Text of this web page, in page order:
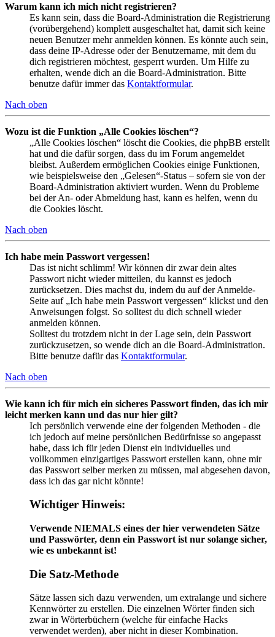
Warum kann ich mich nicht registrieren?
Es kann sein, dass die Board-Administration die Registrierung
(vorübergehend) komplett ausgeschaltet hat, damit sich keine
neuen Benutzer mehr anmelden können. Es könnte auch sein,
dass deine IP-Adresse oder der Benutzername, mit dem du
dich registrieren möchtest, gesperrt wurden. Um Hilfe zu
erhalten, wende dich an die Board-Administration. Bitte
benutze dafür immer das Kontaktformular.
Nach oben
Wozu ist die Funktion „Alle Cookies löschen“?
„Alle Cookies löschen“ löscht die Cookies, die phpBB erstellt
hat und die dafür sorgen, dass du im Forum angemeldet
bleibst. Außerdem ermöglichen Cookies einige Funktionen,
wie beispielsweise den „Gelesen“-Status – sofern sie von der
Board-Administration aktiviert wurden. Wenn du Probleme
bei der An- oder Abmeldung hast, kann es helfen, wenn du
die Cookies löscht.
Nach oben
Ich habe mein Passwort vergessen!
Das ist nicht schlimm! Wir können dir zwar dein altes
Passwort nicht wieder mitteilen, du kannst es jedoch
zurücksetzen. Dies machst du, indem du auf der Anmelde-
Seite auf „Ich habe mein Passwort vergessen“ klickst und den
Anweisungen folgst. So solltest du dich schnell wieder
anmelden können.
Solltest du trotzdem nicht in der Lage sein, dein Passwort
zurückzusetzen, so wende dich an die Board-Administration.
Bitte benutze dafür das Kontaktformular.
Nach oben
Wie kann ich für mich ein sicheres Passwort finden, das ich mir
leicht merken kann und das nur hier gilt?
Ich persönlich verwende eine der folgenden Methoden - die
ich jedoch auf meine persönlichen Bedürfnisse so angepasst
habe, dass ich für jeden Dienst ein individuelles und
vollkommen einzigartiges Passwort erstellen kann, ohne mir
das Passwort selber merken zu müssen, mal abgesehen davon,
dass ich das gar nicht könnte!
Wichtiger Hinweis:
Verwende NIEMALS eines der hier verwendeten Sätze
und Passwörter, denn ein Passwort ist nur solange sicher,
wie es unbekannt ist!
Die Satz-Methode
Sätze lassen sich dazu verwenden, um extralange und sichere
Kennwörter zu erstellen. Die einzelnen Wörter finden sich
zwar in Wörterbüchern (welche für einfache Hacks
verwendet werden), aber nicht in dieser Kombination.